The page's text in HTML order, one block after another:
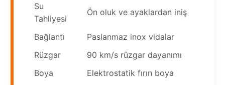
Su
Tahliyesi
Ön oluk ve ayaklardan iniş
Bağlantı
Paslanmaz inox vidalar
Rüzgar
90 km/s rüzgar dayanımı
Boya
Elektrostatik fırın boya